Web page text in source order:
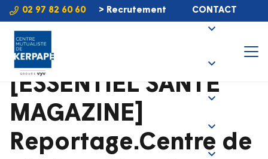
02 97 82 60 60 > Recrutement CONTACT
[ESSENTIEL SANTÉ
MAGAZINE]
Reportage.Centre de